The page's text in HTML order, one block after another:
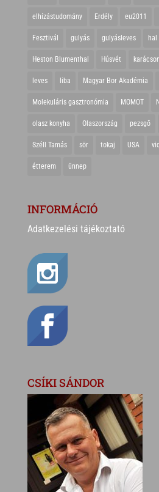
elhízástudomány Erdély eu2011
Fesztivál gulyás gulyásleves hal
Heston Blumenthal Húsvét
leves liba Magyar Bor Akadémia
Molekuláris gasztronómia MOMOT
olasz konyha Olaszország pezsgő
Széll Tamás sör tokaj USA
étterem ünnep
INFORMÁCIÓ
Adatkezelési tájékoztató
CSÍKI SÁNDOR